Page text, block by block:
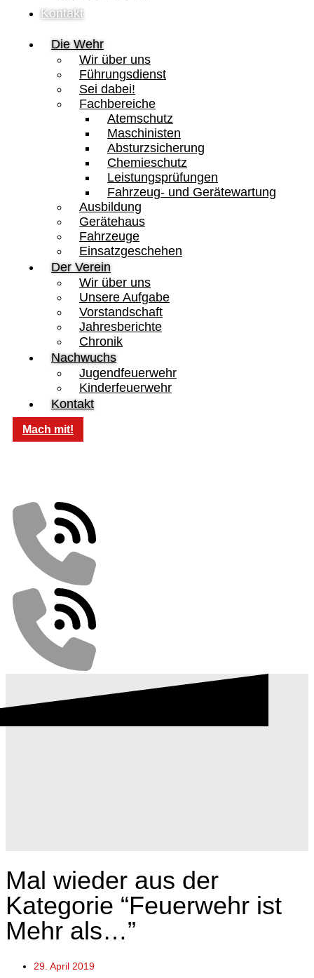
Kontakt
Die Wehr
Wir über uns
Führungsdienst
Sei dabei!
Fachbereiche
Atemschutz
Maschinisten
Absturzsicherung
Chemieschutz
Leistungsprüfungen
Fahrzeug- und Gerätewartung
Ausbildung
Gerätehaus
Fahrzeuge
Einsatzgeschehen
Der Verein
Wir über uns
Unsere Aufgabe
Vorstandschaft
Jahresberichte
Chronik
Nachwuchs
Jugendfeuerwehr
Kinderfeuerwehr
Kontakt
Mach mit!
Mal wieder aus der
Kategorie “Feuerwehr ist
Mehr als…”
29. April 2019